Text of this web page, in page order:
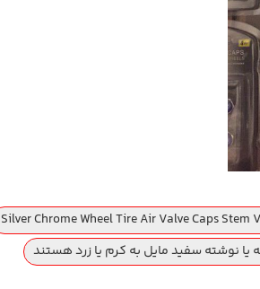
Silver Chrome Wheel Tire Air Valve Caps Stem
یا نوشته سفید مایل به کرم یا زرد هستند